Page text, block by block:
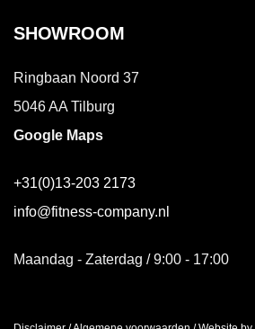
SHOWROOM
Ringbaan Noord 37
5046 AA Tilburg
Google Maps
+31(0)13-203 2173
info@fitness-company.nl
Maandag - Zaterdag / 9:00 - 17:00